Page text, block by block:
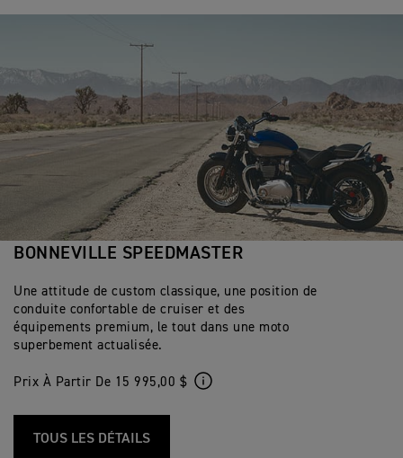
BONNEVILLE SPEEDMASTER
Une attitude de custom classique, une position de
conduite confortable de cruiser et des
équipements premium, le tout dans une moto
superbement actualisée.
Prix À Partir De 15 995,00 $
TOUS LES DÉTAILS